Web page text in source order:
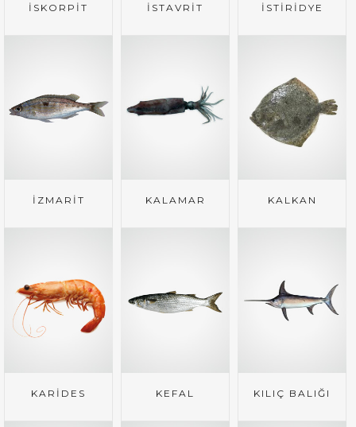
İSKORPİT İSTAVRİT İSTİRİDYE
İZMARİT KALAMAR KALKAN
KARİDES KEFAL KILIÇ BALIĞI